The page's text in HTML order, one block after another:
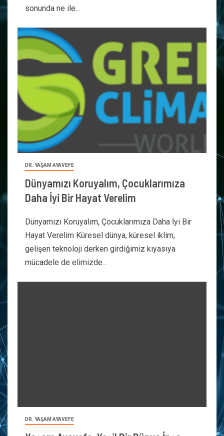
sonunda ne ile...
DR. YAŞAM AYAVEFE
Dünyamızı Koruyalım, Çocuklarımıza
Daha İyi Bir Hayat Verelim
Dünyamızı Koruyalım, Çocuklarımıza Daha İyi Bir
Hayat Verelim Küresel dünya, küresel iklim,
gelişen teknoloji derken girdiğimiz kıyasıya
mücadele de elimizde...
DR. YAŞAM AYAVEFE